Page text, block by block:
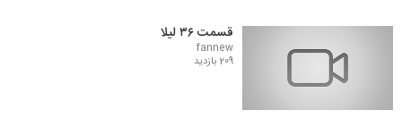
قسمت ۳۶ لیلا
fannew
209 بازدید